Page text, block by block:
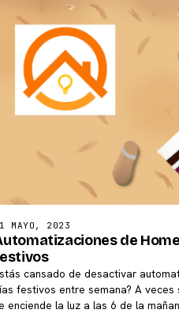
MAYO, 2023
de
cansado de desactivar
festivos entre semana? A
enciende la luz a las 6 de la